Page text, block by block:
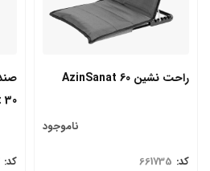
راحت نشین AzinSanat 60
ناموجود
کد: 661735
30
کد: